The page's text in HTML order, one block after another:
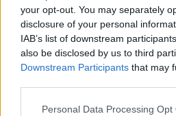
your opt-out. You may separately
disclosure of your personal
IAB’s list of downstream
also be disclosed by us to third
Downstream Participants that may
Personal Data Processing Opt
Covilhã: Especialista aponta
valorização imobiliária como
Beira Interior
Rio de Janeiro: Governo do
FUNCEX para “reforçar